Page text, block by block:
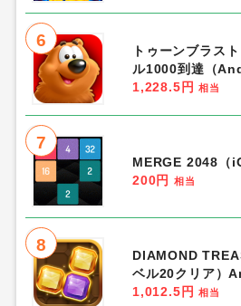
6
トゥーンブラス
ル1000到達（
1,228.5円
相当
7
MERGE 2048（
200円
相当
8
DIAMOND
ベル20クリア）
1,012.5円
相当